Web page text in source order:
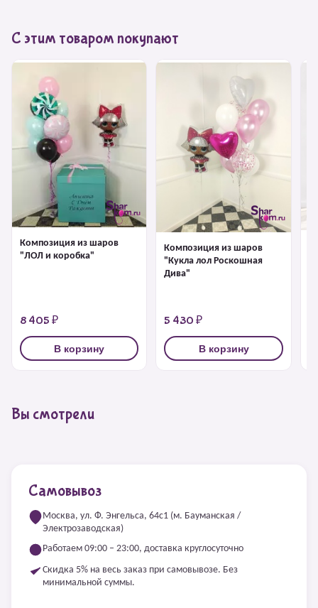
С этим товаром покупают
Композиция из шаров
"ЛОЛ и коробка"
8 405 ₽
В корзину
Композиция из шаров
"Кукла лол Роскошная
Дива"
5 430 ₽
В корзину
Вы смотрели
Самовывоз
Москва, ул. Ф. Энгельса, 64с1 (м. Бауманская /
Электрозаводская)
Работаем 09:00 – 23:00, доставка круглосуточно
Скидка 5% на весь заказ при самовывозе. Без
минимальной суммы.